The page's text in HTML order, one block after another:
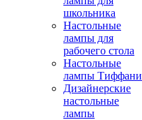
школьника
Настольные
лампы для
рабочего стола
Настольные
лампы Тиффани
Дизайнерские
настольные
лампы